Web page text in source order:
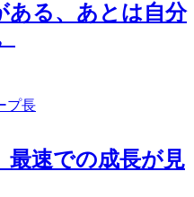
ある、あとは自分
プ長
最速での成長が見